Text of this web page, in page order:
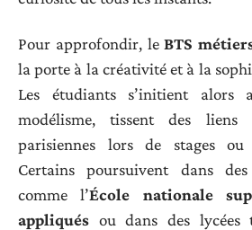
Pour approfondir, leBTS
la porte à la créativité et à la
Les étudiants s’initient alors
modélisme, tissent des liens
parisiennes lors de stages ou
Certains poursuivent dans des
comme l’École nationale
appliqués ou dans des lycées